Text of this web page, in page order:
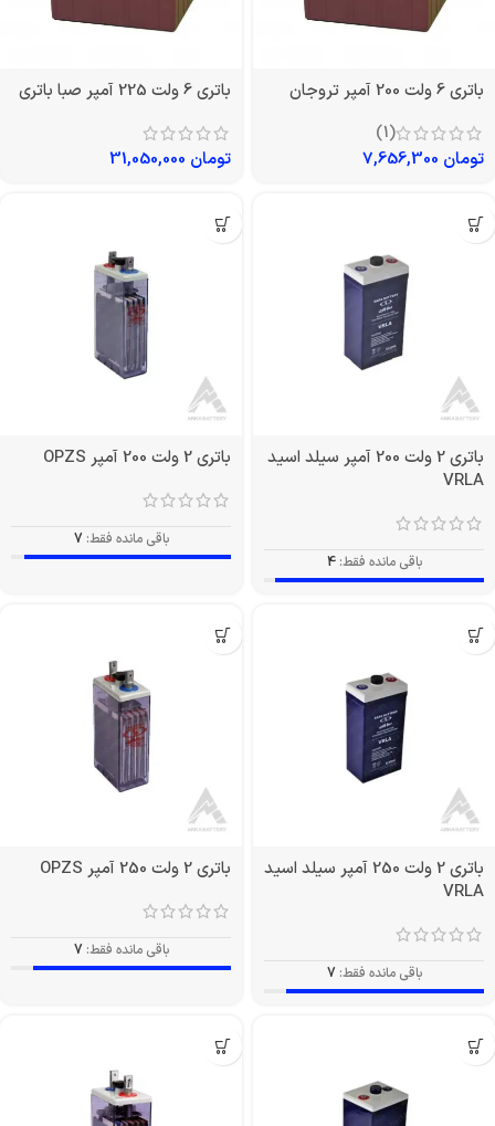
باتری 6 ولت 200 آمپر تروجان
(1)
تومان
باتری 6 ولت 225 آمپر صبا باتری
تومان
باتری 2 ولت 200 آمپر سیلد اسید
VRLA
باقی مانده فقط: 4
باتری 2 ولت 200 آمپر OPZS
باقی مانده فقط: 7
باتری 2 ولت 250 آمپر سیلد اسید
VRLA
باقی مانده فقط: 7
باتری 2 ولت 250 آمپر OPZS
باقی مانده فقط: 7